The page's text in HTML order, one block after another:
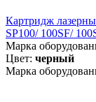
Картридж
SP100/ 100SF/
Марка
Цвет: черный
Марка